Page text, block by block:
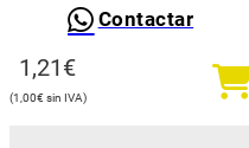
Contactar
1,21€
1,00€